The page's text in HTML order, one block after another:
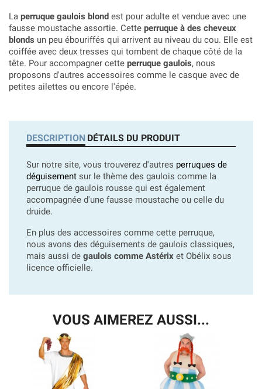
La perruque gaulois blond est pour adulte et vendue avec une
fausse moustache assortie. Cette perruque à des cheveux
blonds un peu ébouriffés qui arrivent au niveau du cou. Elle est
coiffée avec deux tresses qui tombent de chaque côté de la
tête. Pour accompagner cette perruque gaulois, nous
proposons d'autres accessoires comme le casque avec de
petites ailettes ou encore l'épée.
DESCRIPTION DÉTAILS DU PRODUIT
Sur notre site, vous trouverez d'autres perruques de
déguisement sur le thème des gaulois comme la
perruque de gaulois rousse qui est également
accompagnée d'une fausse moustache ou celle du
druide.
En plus des accessoires comme cette perruque,
nous avons des déguisements de gaulois classiques,
mais aussi de gaulois comme Astérix et Obélix sous
licence officielle.
VOUS AIMEREZ AUSSI...